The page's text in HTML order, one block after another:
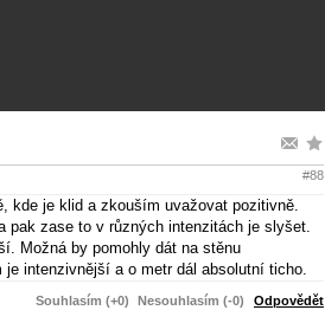
#88
je klid a zkouším uvažovat pozitivně.
pak zase to v různých intenzitách je slyšet.
Možná by pomohly dát na stěnu
intenzivnější a o metr dál absolutní ticho.
Souhlasím (+0) Nesouhlasím (-0) Odpovědět